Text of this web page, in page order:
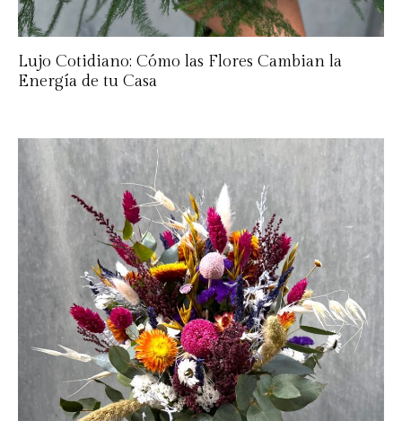
Lujo Cotidiano: Cómo las Flores Cambian la
Energía de tu Casa